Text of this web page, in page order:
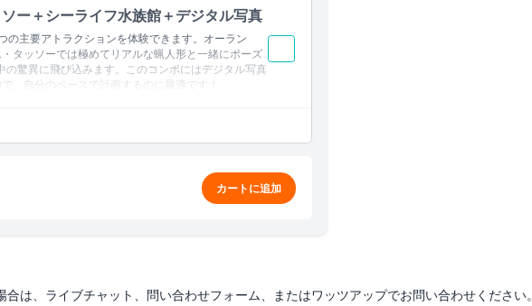
ー＋シーライフ水族館＋デジタル写真
主要アトラクションを体験できます。オーラン
タッソーでは極めてリアルな蝋人形と一緒にポーズ
驚異に飛び込みます。このコンボにはデジタル写真
、自分のペースで計画するのに最適です！
カートに追加
は、ライブチャット、問い合わせフォーム、またはワッツアップでお問い合わせください。